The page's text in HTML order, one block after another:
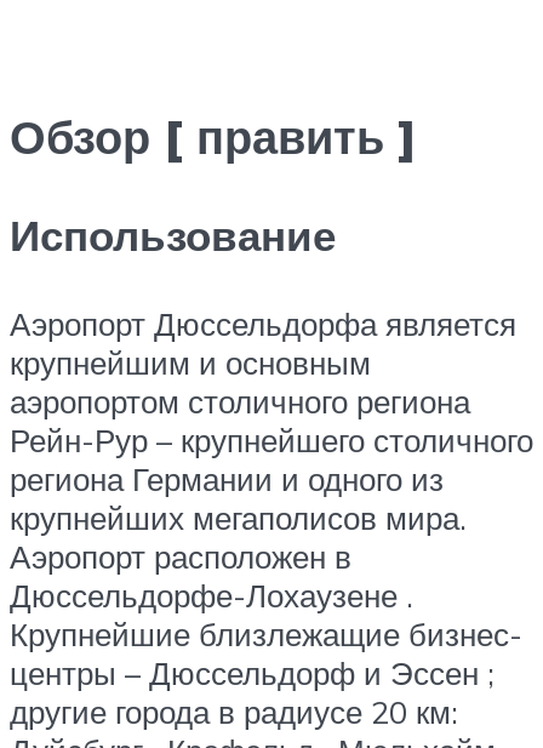
Обзор [ править ]
Использование
Аэропорт Дюссельдорфа является
крупнейшим и основным
аэропортом столичного региона
Рейн-Рур – крупнейшего столичного
региона Германии и одного из
крупнейших мегаполисов мира.
Аэропорт расположен в
Дюссельдорфе-Лохаузене .
Крупнейшие близлежащие бизнес-
центры – Дюссельдорф и Эссен ;
другие города в радиусе 20 км: